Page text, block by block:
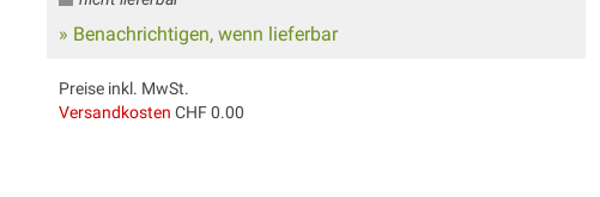
» Benachrichtigen, wenn lieferbar
Preise inkl. MwSt.
Versandkosten CHF 0.00